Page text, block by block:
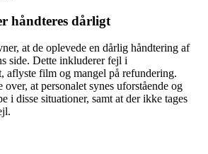
håndteres dårligt
at de oplevede en dårlig håndtering af
side. Dette inkluderer fejl i
aflyste film og mangel på refundering.
at personalet synes uforstående og
i disse situationer, samt at der ikke tages